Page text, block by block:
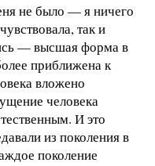
не было — я ничего
так и
— высшая форма в
приближена к
вложено
человека
И это
из поколения в
поколение